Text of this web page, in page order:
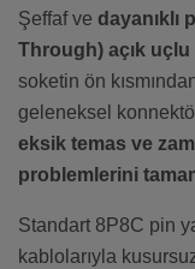
Şeffaf ve dayanıklı
Through) açık
soketin ön
geleneksel
eksik temas ve
problemlerini
Standart 8P8C pin
kablolarıyla